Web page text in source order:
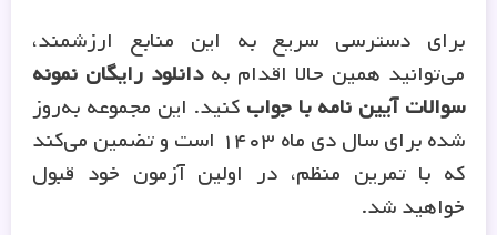
برای دسترسی سریع به این منابع ارزشمند،
می‌توانید همین حالا اقدام بهدانلود رایگان نمونه
سوالات آیین نامه با جواب کنید. این مجموعه به‌روز
شده برای سال دی ماه ۱۴۰۳ است و تضمین می‌کند
که با تمرین منظم، در اولین آزمون خود قبول
خواهید شد.